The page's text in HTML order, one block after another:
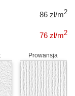
86 zł/m2
76 zł/m2
Prowansja